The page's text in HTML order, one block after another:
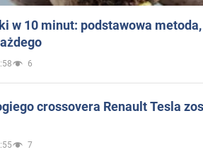
w 10 minut: podstawowa
6
crossovera Renault Tesla
7